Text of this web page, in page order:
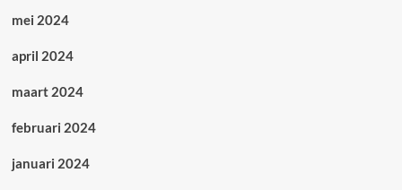
mei 2024
april 2024
maart 2024
februari 2024
januari 2024